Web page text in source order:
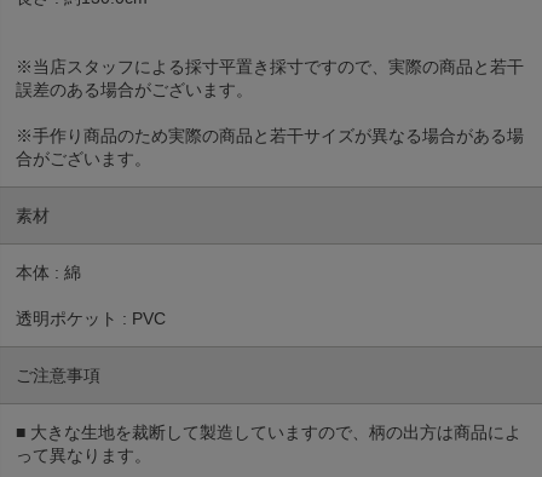
※当店スタッフによる採寸平置き採寸ですので、実際の商品と若干
誤差のある場合がございます。
※手作り商品のため実際の商品と若干サイズが異なる場合がある場
合がございます。
素材
本体 : 綿
透明ポケット : PVC
ご注意事項
■ 大きな生地を裁断して製造していますので、柄の出方は商品によ
って異なります。